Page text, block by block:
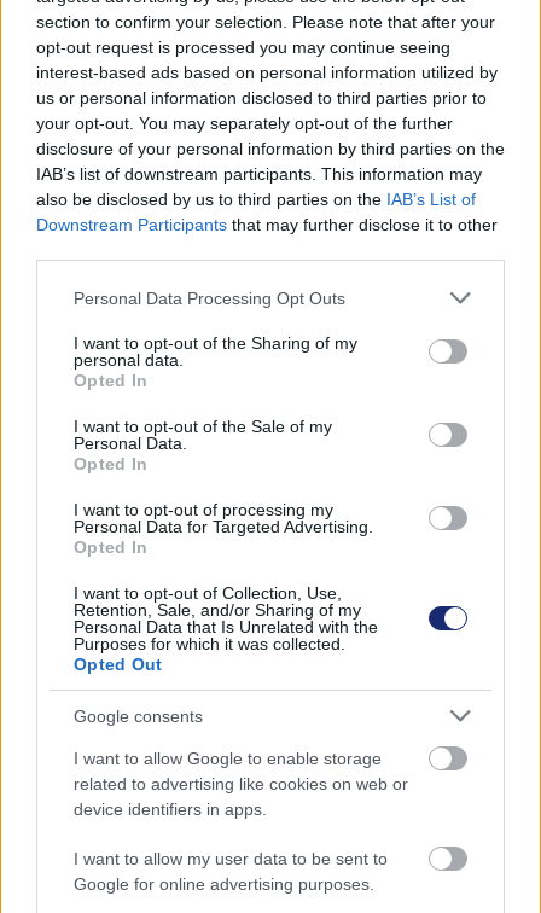
section to confirm your selection. Please note that after your
opt-out request is processed you may continue seeing
interest-based ads based on personal information utilized by
us or personal information disclosed to third parties prior to
your opt-out. You may separately opt-out of the further
disclosure of your personal information by third parties on the
IAB’s list of downstream participants. This information may
also be disclosed by us to third parties on the IAB’s List of
Downstream Participants that may further disclose it to other
Please note that this website/app uses one or more Google
not limited to your visit or usage behaviour. You may click to
grant or deny consent to Google and its third-party tags to
use your data for below specified purposes in below Google
consent section.
Personal Data Processing Opt Outs
I want to opt-out of the Sharing of my
personal data.
Opted In
I want to opt-out of the Sale of my
Personal Data.
Opted In
I want to opt-out of processing my
Personal Data for Targeted Advertising.
Opted In
I want to opt-out of Collection, Use,
Retention, Sale, and/or Sharing of my
Personal Data that Is Unrelated with the
Purposes for which it was collected.
Opted Out
Google consents
I want to allow Google to enable storage
related to advertising like cookies on web or
device identifiers in apps.
I want to allow my user data to be sent to
Google for online advertising purposes.
hoznak ki pénztárcabarát modelleket. A Kia, a Nissan, az
Audi és a Fiat mellett a Tesla is folyamatosan igyekszik
lentebb vinni az árait, hogy továbbra is a piacvezető
márkák egyike lehessen.
A verseny hevében most a vezető EV-gyártó hajlandónak
mutatkozik arra is, hogy akár 10 000 dollárt faragjon le a
legkelendőbb típusainak árából. A cég hétfőtől Model S-
t 78 490 dolláros áron kínálja, a Model X pedig 88 490
dollárról indul majd, de ezeknek a olcsósított
alapmodellekkel szemben: Rövidebb távot lesznek
képesek megtenni egy töltéssel.
lesz majd, míg a Model X-nél 425. Ez mind a két típus
esetében nagyjából 130-cal kevesebb, mint a teljes áron
megvásárolható, "erősebb" akkumulátort használó
azonos fajták esetében. A macskaköröm azért indokolt,
mert egy autós szakértő, Antuan Goodwin elmondása
szerint ezek is ugyanazt az akksit használják, mint
drágább társaik, de egy beépített szoftveres zár
Ez megnyithatja annak a lehetőséget, hogy később a
tulajdonosok felár ellenében szükség, vagy vészhelyzet
esetén felszabadítsák a többlet kapacitást, bár hasonló
húzások miatt korábban már nem kevés kritika érte a